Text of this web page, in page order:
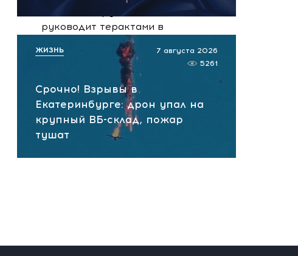
НАТО планирует и
руководит терактами в
России! Сенсационное
заявление хакеров
Срочно! Взрывы в
Екатеринбурге: дрон упал на
крупный ВБ-склад, пожар
тушат
7 августа 2026
5261
ЖИЗНЬ